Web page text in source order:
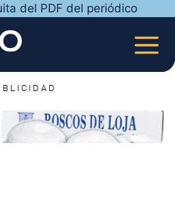
del PDF del periódico